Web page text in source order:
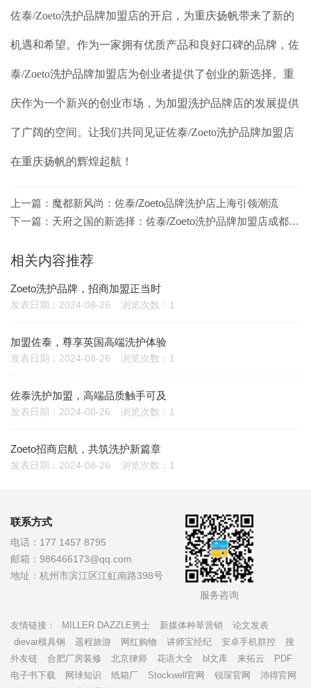
佐泰/Zoeto洗护品牌加盟店的开启，为重庆扬帆带来了新的
机遇和希望。作为一家拥有优质产品和良好口碑的品牌，佐
泰/Zoeto洗护品牌加盟店为创业者提供了创业的新选择。重
庆作为一个新兴的创业市场，为加盟洗护品牌店的发展提供
了广阔的空间。让我们共同见证佐泰/Zoeto洗护品牌加盟店
在重庆扬帆的辉煌起航！
上一篇： 魔都新风尚：佐泰/Zoeto品牌洗护店上海引领潮流
下一篇： 天府之国的新选择：佐泰/Zoeto洗护品牌加盟店成都受热捧
相关内容推荐
Zoeto洗护品牌，招商加盟正当时
发表日期：2024-08-26 浏览次数：1
加盟佐泰，尊享英国高端洗护体验
发表日期：2024-08-26 浏览次数：1
佐泰洗护加盟，高端品质触手可及
发表日期：2024-08-26 浏览次数：1
Zoeto招商启航，共筑洗护新篇章
发表日期：2024-08-26 浏览次数：1
联系方式
电话： 177 1457 8795
邮箱： 986466173@qq.com
地址： 杭州市滨江区江虹南路398号
服务咨询
友情链接： MILLER DAZZLE男士 新媒体种草营销
论文发表
dievar模具钢
遥程旅游 网红购物 讲师宝经纪 安卓手机群控
搜
外友链
合肥厂房装修 北京律师 花语大全 bl文库 来拓云
PDF
电子书下载
网球知识 纸箱厂 Stockwell官网 锐琛官网
沛得官网